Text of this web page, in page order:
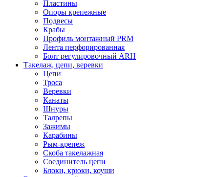
Пластины
Опоры крепежные
Подвесы
Крабы
Профиль монтажный PRM
Лента перфорированная
Болт регулировочный ARH
Такелаж, цепи, веревки
Цепи
Троса
Веревки
Канаты
Шнуры
Талрепы
Зажимы
Карабины
Рым-крепеж
Скоба такелажная
Соединитель цепи
Блоки, крюки, коуши